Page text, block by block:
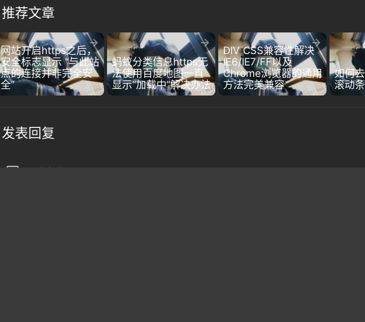
推荐文章
网站开启https之后，
安全标志显示 “与此站
点的连接并非完全安
全”

蚂蚁分类信息https无
法使用百度地图一直
显示“加载中”解决办法

DIV CSS兼容性解决
IE6/IE7/FF以及
Chrome浏览器的通用
方法完美兼容

如何
滚动
发表回复
textsms 说点什么...